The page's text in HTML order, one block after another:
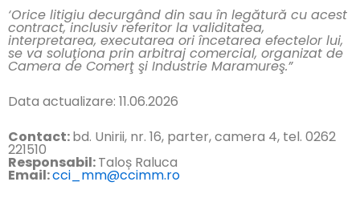
‘Orice litigiu decurgând din sau în legătură cu acest
contract, inclusiv referitor la validitatea,
interpretarea, executarea ori încetarea efectelor lui,
se va soluţiona prin arbitraj comercial, organizat de
Camera de Comerţ şi Industrie Maramureş.”
Data actualizare: 11.06.2026
Contact:bd. Unirii, nr. 16, parter, camera 4, tel. 0262
221510
Responsabil:Taloș Raluca
Email:cci_mm@ccimm.ro